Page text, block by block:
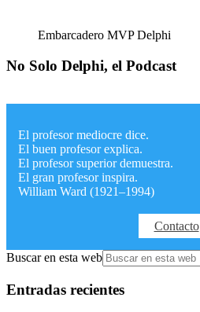
Embarcadero MVP Delphi
No Solo Delphi, el Podcast
El profesor mediocre dice.
El buen profesor explica.
El profesor superior demuestra.
El gran profesor inspira.
William Ward (1921–1994)
Contacto
Buscar en esta web
Entradas recientes